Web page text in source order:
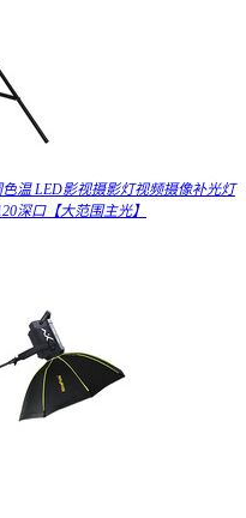
色温 LED影视摄影灯视频摄像补光灯
深口【大范围主光】